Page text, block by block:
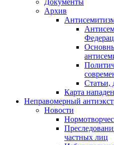
Документы
Архив
Статьи,
Карта
Неправомерный
Новости
частных лиц